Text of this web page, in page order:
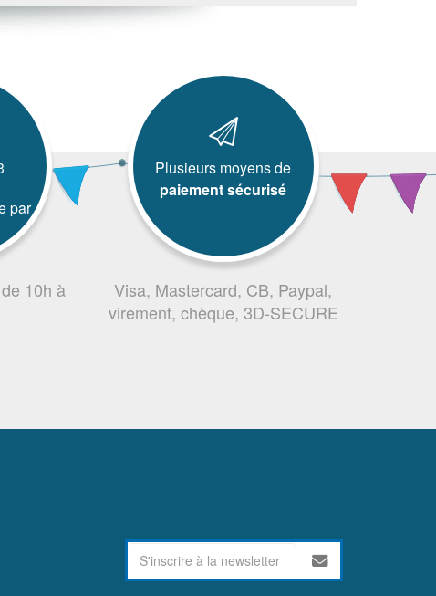
par
10h à
Plusieurs moyens de
paiement sécurisé
Visa, Mastercard, CB, Paypal,
virement, chèque, 3D-SECURE